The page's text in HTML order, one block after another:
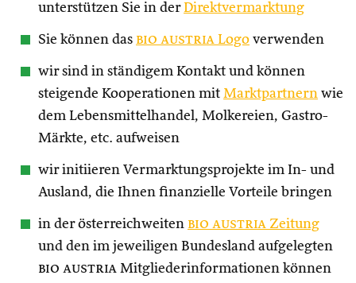
unterstützen Sie in derDirektvermarktung
Sie können das bio austria Logo verwenden
wir sind in ständigem Kontakt und können
steigende Kooperationen mit Marktpartnern wie
dem Lebensmittelhandel, Molkereien, Gastro-
Märkte, etc. aufweisen
wir initiieren Vermarktungsprojekte im In- und
Ausland, die Ihnen finanzielle Vorteile bringen
in der österreichweiten bio austria Zeitung
und den im jeweiligen Bundesland aufgelegten
bio austria Mitgliederinformationen können